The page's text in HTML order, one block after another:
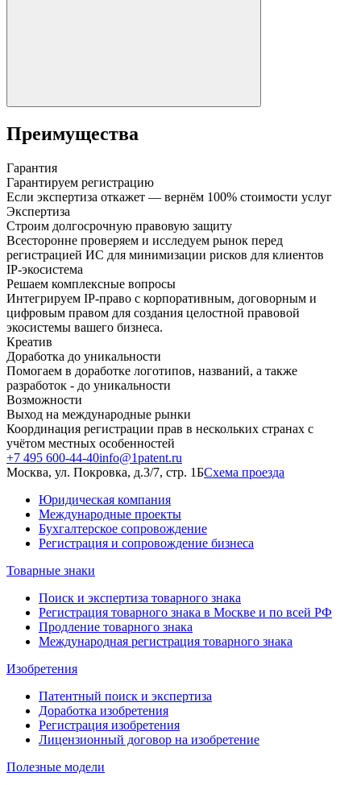
Преимущества
Гарантия
Гарантируем регистрацию
Если экспертиза откажет — вернём 100% стоимости услуг
Экспертиза
Строим долгосрочную правовую защиту
Всесторонне проверяем и исследуем рынок перед
регистрацией ИС для минимизации рисков для клиентов
IP-экосистема
Решаем комплексные вопросы
Интегрируем IP-право с корпоративным, договорным и
цифровым правом для создания целостной правовой
экосистемы вашего бизнеса.
Креатив
Доработка до уникальности
Помогаем в доработке логотипов, названий, а также
разработок - до уникальности
Возможности
Выход на международные рынки
Координация регистрации прав в нескольких странах с
учётом местных особенностей
+7 495 600-44-40info@1patent.ru
Москва, ул. Покровка, д.3/7, стр. 1БСхема проезда
Юридическая компания
Международные проекты
Бухгалтерское сопровождение
Регистрация и сопровождение бизнеса
Товарные знаки
Поиск и экспертиза товарного знака
Регистрация товарного знака в Москве и по всей РФ
Продление товарного знака
Международная регистрация товарного знака
Изобретения
Патентный поиск и экспертиза
Доработка изобретения
Регистрация изобретения
Лицензионный договор на изобретение
Полезные модели